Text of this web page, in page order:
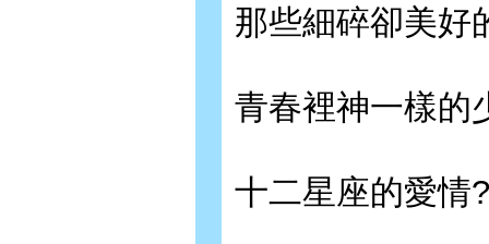
那些細碎卻美好
青春裡神一樣的
十二星座的愛情?